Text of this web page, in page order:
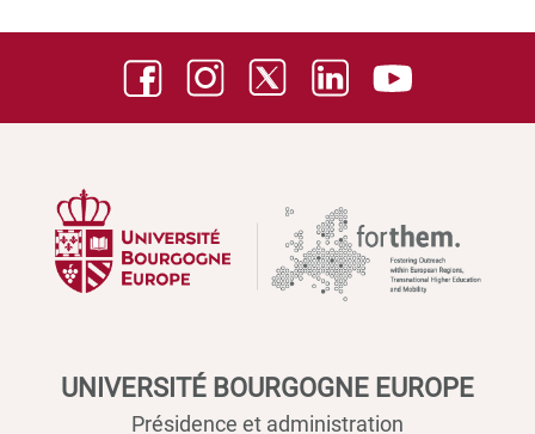
UNIVERSITÉ BOURGOGNE EUROPE
Présidence et administration